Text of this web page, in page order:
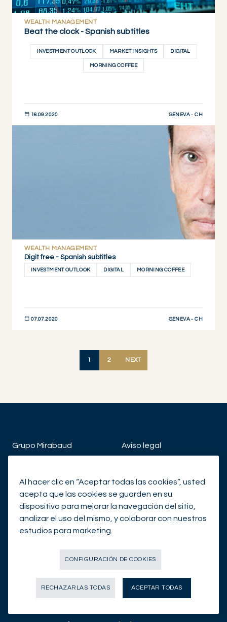
WEALTH MANAGEMENT
Beat the clock - Spanish subtitles
INVESTMENT OUTLOOK MARKET INSIGHTS DIGITAL
MORNING COFFEE
16.09.2020 GENEVA - CH
WEALTH MANAGEMENT
Digit free - Spanish subtitles
INVESTMENT OUTLOOK DIGITAL MORNING COFFEE
07.07.2020 GENEVA - CH
1 2 NEXT
Grupo Mirabaud
Servicios
Nuestra red de oficinas
Noticias de la empresa
Aviso legal
datos
Aviso de protección de
datos marketing
Accesibilidad Mirabaud
Al hacer clic en “Aceptar todas las cookies”, usted
acepta que las cookies se guarden en su
dispositivo para mejorar la navegación del sitio,
analizar el uso del mismo, y colaborar con nuestros
estudios para marketing.
CONFIGURACIÓN DE COOKIES
RECHAZARLAS TODAS ACEPTAR TODAS